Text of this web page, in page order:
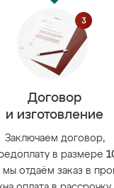
Договор
и изготовление
Заключаем договор,
в размере
мы отдаём заказ в